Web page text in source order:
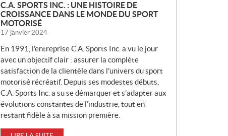
C.A. SPORTS INC. : UNE HISTOIRE DE
CROISSANCE DANS LE MONDE DU SPORT
MOTORISÉ
17 janvier 2024
En 1991, l’entreprise C.A. Sports Inc. a vu le jour
avec un objectif clair : assurer la complète
satisfaction de la clientèle dans l’univers du sport
motorisé récréatif. Depuis ses modestes débuts,
C.A. Sports Inc. a su se démarquer et s’adapter aux
évolutions constantes de l’industrie, tout en
restant fidèle à sa mission première.